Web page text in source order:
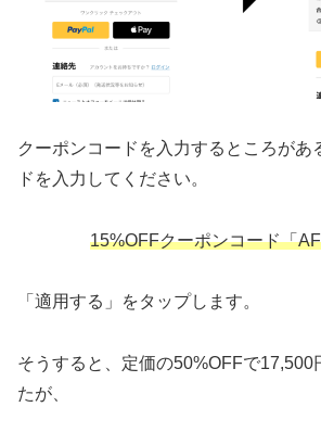
クーポンコードを入力するところがあ
ドを入力してください。
15%OFFクーポンコード「
「適用する」をタップします。
そうすると、定価の50%OFFで17,500
たが、